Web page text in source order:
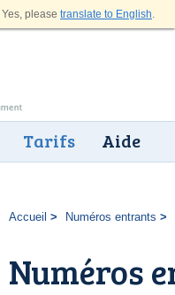
Yes, please translate to English.
Tarifs Aide
Accueil Numéros entrants
Numéros